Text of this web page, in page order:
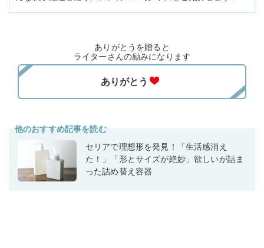
ありがとうを贈ると
ライターさんの励みになります
他のおすすめ記事を読む
セリアで理想形を発見！「生活感消え
た！」「形とサイズが絶妙」欲しいが詰ま
った詰め替え容器